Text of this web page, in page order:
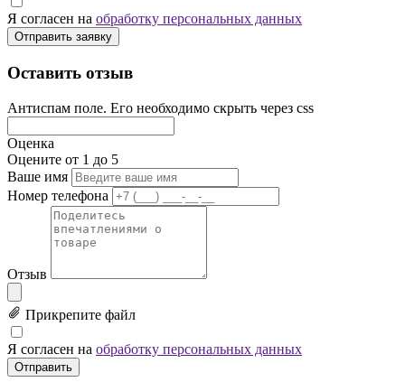
Я согласен на обработку персональных данных
Отправить заявку
Оставить отзыв
Антиспам поле. Его необходимо скрыть через css
Оценка
Оцените от 1 до 5
Ваше имя
Номер телефона
Отзыв
Прикрепите файл
Я согласен на обработку персональных данных